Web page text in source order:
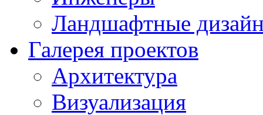
Ландшафтные
Галерея проектов
Архитектура
Визуализация